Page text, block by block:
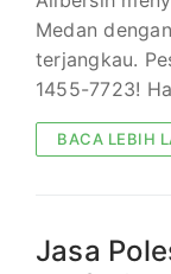
Medan
terjangkau.
1455-7723!
BACA LEBIH
Jasa